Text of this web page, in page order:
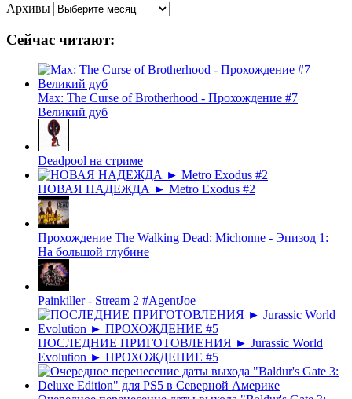
Архивы
Сейчас читают:
Max: The Curse of Brotherhood - Прохождение #7
Великий дуб
Deadpool на стриме
НОВАЯ НАДЕЖДА ► Metro Exodus #2
Прохождение The Walking Dead: Michonne - Эпизод 1:
На большой глубине
Painkiller - Stream 2 #AgentJoe
ПОСЛЕДНИЕ ПРИГОТОВЛЕНИЯ ► Jurassic World
Evolution ► ПРОХОЖДЕНИЕ #5